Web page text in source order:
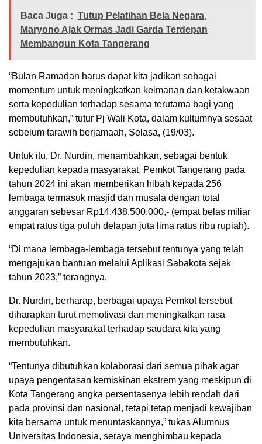
Baca Juga : Tutup Pelatihan Bela Negara,
Maryono Ajak Ormas Jadi Garda Terdepan
Membangun Kota Tangerang
“Bulan Ramadan harus dapat kita jadikan sebagai
momentum untuk meningkatkan keimanan dan ketakwaan
serta kepedulian terhadap sesama terutama bagi yang
membutuhkan,” tutur Pj Wali Kota, dalam kultumnya sesaat
sebelum tarawih berjamaah, Selasa, (19/03).
Untuk itu, Dr. Nurdin, menambahkan, sebagai bentuk
kepedulian kepada masyarakat, Pemkot Tangerang pada
tahun 2024 ini akan memberikan hibah kepada 256
lembaga termasuk masjid dan musala dengan total
anggaran sebesar Rp14.438.500.000,- (empat belas miliar
empat ratus tiga puluh delapan juta lima ratus ribu rupiah).
“Di mana lembaga-lembaga tersebut tentunya yang telah
mengajukan bantuan melalui Aplikasi Sabakota sejak
tahun 2023,” terangnya.
Dr. Nurdin, berharap, berbagai upaya Pemkot tersebut
diharapkan turut memotivasi dan meningkatkan rasa
kepedulian masyarakat terhadap saudara kita yang
membutuhkan.
“Tentunya dibutuhkan kolaborasi dari semua pihak agar
upaya pengentasan kemiskinan ekstrem yang meskipun di
Kota Tangerang angka persentasenya lebih rendah dari
pada provinsi dan nasional, tetapi tetap menjadi kewajiban
kita bersama untuk menuntaskannya,” tukas Alumnus
Universitas Indonesia, seraya menghimbau kepada